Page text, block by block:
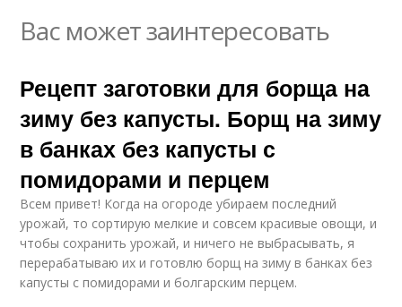
Вас может заинтересовать
Рецепт заготовки для борща на
зиму без капусты. Борщ на зиму
в банках без капусты с
помидорами и перцем
Всем привет! Когда на огороде убираем последний
урожай, то сортирую мелкие и совсем красивые овощи, и
чтобы сохранить урожай, и ничего не выбрасывать, я
перерабатываю их и готовлю борщ на зиму в банках без
капусты с помидорами и болгарским перцем.